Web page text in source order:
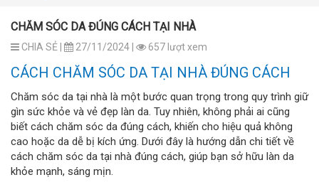
CHĂM SÓC DA ĐÚNG CÁCH TẠI NHÀ
CHIA SẺ | 27/11/2024 | 657 lượt xem
CÁCH CHĂM SÓC DA TẠI NHÀ ĐÚNG CÁCH
Chăm sóc da tại nhà là một bước quan trọng trong quy trình giữ
gìn sức khỏe và vẻ đẹp làn da. Tuy nhiên, không phải ai cũng
biết cách chăm sóc da đúng cách, khiến cho hiệu quả không
cao hoặc da dễ bị kích ứng. Dưới đây là hướng dẫn chi tiết về
cách chăm sóc da tại nhà đúng cách, giúp bạn sở hữu làn da
khỏe mạnh, sáng mịn.